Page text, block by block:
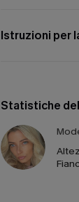
Istruzioni per
Statistiche